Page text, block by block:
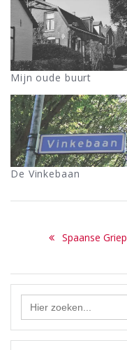
Mijn oude buurt
De Vinkebaan
navigatie
Previous
Spaanse Griep